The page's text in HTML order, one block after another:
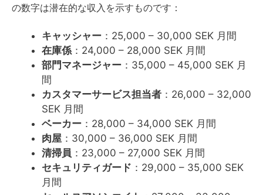
の数字は潜在的な収入を示すものです：
キャッシャー ：25,000 – 30,000 SEK 月間
在庫係 ：24,000 – 28,000 SEK 月間
部門マネージャー ：35,000 – 45,000 SEK 月
間
カスタマーサービス担当者 ：26,000 – 32,000
SEK 月間
ベーカー ：28,000 – 34,000 SEK 月間
肉屋 ：30,000 – 36,000 SEK 月間
清掃員 ：23,000 – 27,000 SEK 月間
セキュリティガード ：29,000 – 35,000 SEK
月間